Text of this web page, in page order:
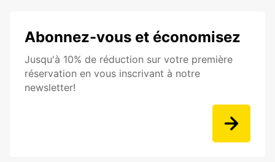
Abonnez-vous et économisez
Jusqu'à 10% de réduction sur votre première
réservation en vous inscrivant à notre
newsletter!